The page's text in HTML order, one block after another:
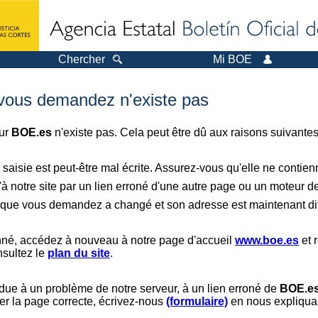
Chercher Mi BOE
demandez n'existe pas
BOE.es n'existe pas. Cela peut être dû aux raisons
est peut-être mal écrite. Assurez-vous qu'elle ne
notre site par un lien erroné d'une autre page ou un moteur
vous demandez a changé et son adresse est maintenant
accédez à nouveau à notre page d'accueil www.boe.es et
le plan du site.
à un problème de notre serveur, à un lien erroné de
la page correcte, écrivez-nous (formulaire) en nous